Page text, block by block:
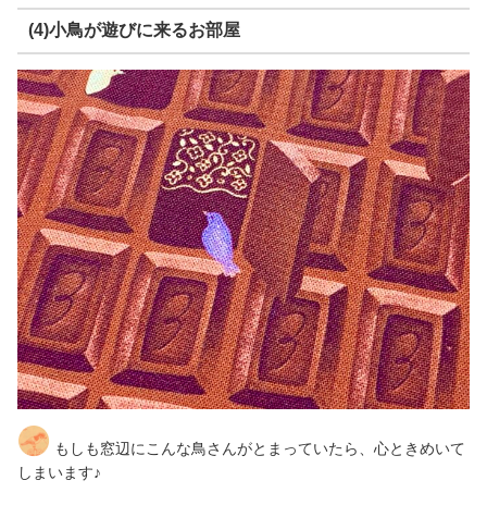
(4)小鳥が遊びに来るお部屋
もしも窓辺にこんな鳥さんがとまっていたら、心ときめいて
しまいます♪